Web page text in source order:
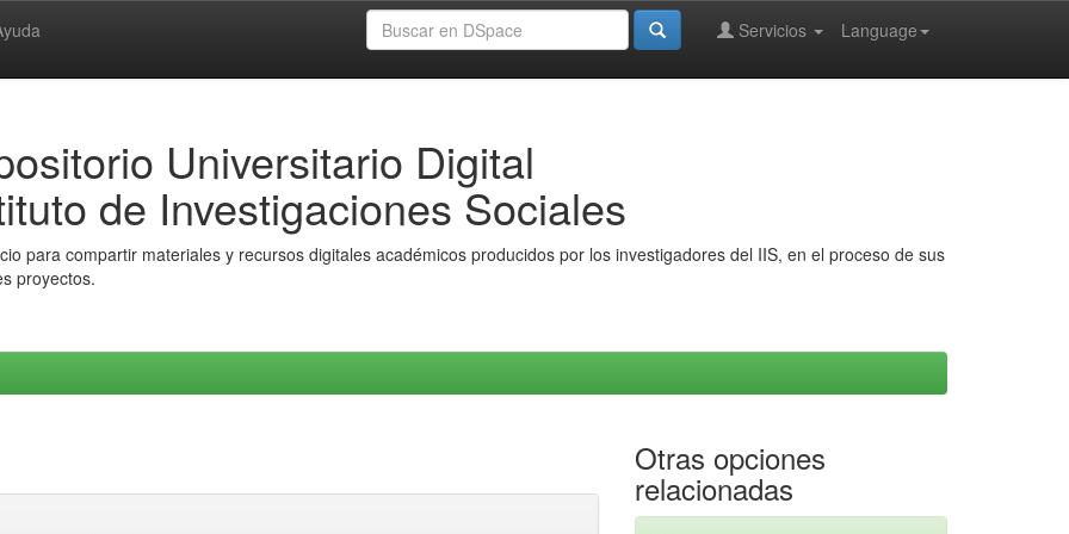
Language
Servicios
Universitario Digital
de Investigaciones Sociales
para compartir materiales y recursos digitales académicos producidos por los investigadores del IIS, en el proceso de sus
proyectos.
Otras opciones
relacionadas